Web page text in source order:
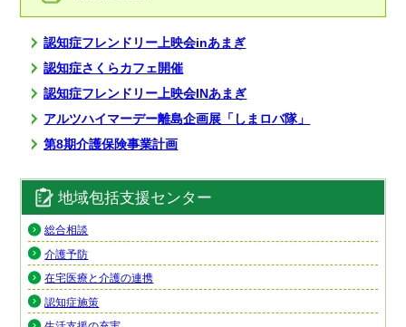
認知症フレンドリー上映会inあまぎ
認知症さくらカフェ開催
認知症フレンドリー上映会INあまぎ
アルツハイマーデー離島企画展「しまロバ隊」
第8期介護保険事業計画
地域包括支援センター
総合相談
介護予防
在宅医療と介護の連携
認知症施策